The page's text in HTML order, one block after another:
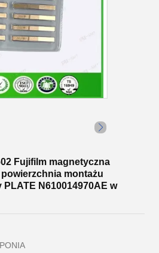
Fujifilm magnetyczna
montażu
N610014970AE w